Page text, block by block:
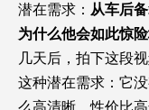
潜在需求： 从车后
为什么他会如此惊
几天后，拍下这段
这种潜在需求：它